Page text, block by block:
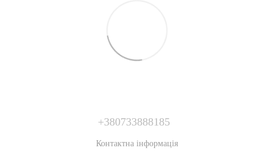
+380733888185
Контактна інформація